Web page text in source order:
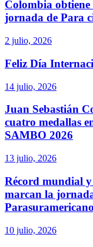
Colombia
jornada de Para
2 julio, 2026
Feliz Día
14 julio, 2026
Juan Sebastián
cuatro medallas
SAMBO 2026
13 julio, 2026
Récord mundial y
marcan la
10 julio, 2026